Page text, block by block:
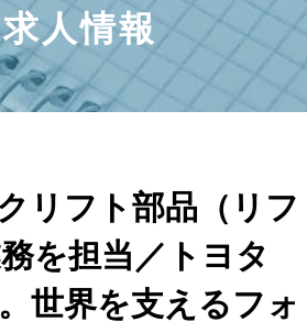
求人情報
リフト部品（リフ
を担当／トヨタ
世界を支えるフォ